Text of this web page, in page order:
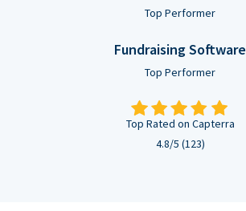
Top Performer
Fundraising Software
Top Performer
Top Rated on Capterra
4.8/5 (123)